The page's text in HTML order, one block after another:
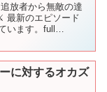
放者から無敵の達
最新のエピソード
います。full
に対するオカズ